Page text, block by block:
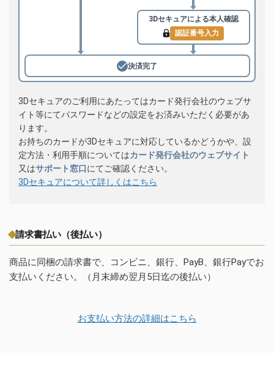
3Dセキュアによる本人確認
認証番号入力
決済完了
3Dセキュアのご利用にあたってはカード発行会社のウェブサ
イト等にてパスワードなどの設定をお済みいただく必要があ
ります。
お持ちのカードが3Dセキュアに対応しているかどうかや、設
定方法・利用手順についてはカード発行会社のウェブサイト
又はサポート窓口にてご確認ください。
3Dセキュアについて詳しくはこちら
請求書払い（後払い）
商品に同梱の請求書で、コンビニ、銀行、PayB、銀行Payでお
支払いください。（月末締め翌月5日迄の後払い）
お支払い方法の詳細はこちら